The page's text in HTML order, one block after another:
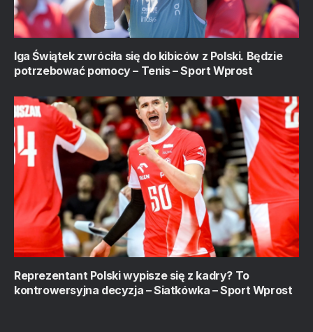
Iga Świątek zwróciła się do kibiców z Polski. Będzie
potrzebować pomocy – Tenis – Sport Wprost
Reprezentant Polski wypisze się z kadry? To
kontrowersyjna decyzja – Siatkówka – Sport Wprost